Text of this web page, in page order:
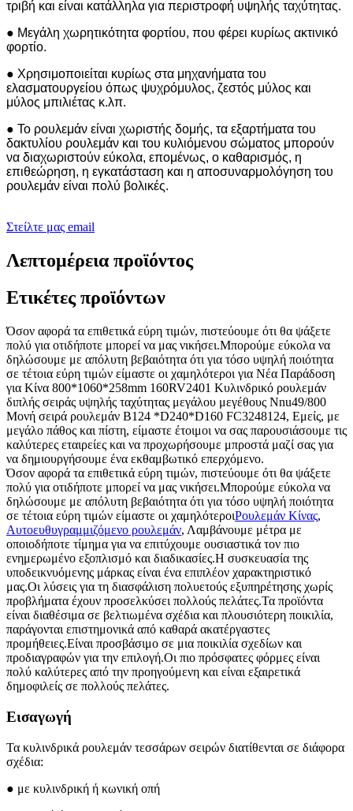
τριβή και είναι κατάλληλα για περιστροφή υψηλής ταχύτητας.
● Μεγάλη χωρητικότητα φορτίου, που φέρει κυρίως ακτινικό
φορτίο.
● Χρησιμοποιείται κυρίως στα μηχανήματα του
ελασματουργείου όπως ψυχρόμυλος, ζεστός μύλος και
μύλος μπιλιέτας κ.λπ.
● Το ρουλεμάν είναι χωριστής δομής, τα εξαρτήματα του
δακτυλίου ρουλεμάν και του κυλιόμενου σώματος μπορούν
να διαχωριστούν εύκολα, επομένως, ο καθαρισμός, η
επιθεώρηση, η εγκατάσταση και η αποσυναρμολόγηση του
ρουλεμάν είναι πολύ βολικές.
Στείλτε μας email
Λεπτομέρεια προϊόντος
Ετικέτες προϊόντων
Όσον αφορά τα επιθετικά εύρη τιμών, πιστεύουμε ότι θα ψάξετε
πολύ για οτιδήποτε μπορεί να μας νικήσει.Μπορούμε εύκολα να
δηλώσουμε με απόλυτη βεβαιότητα ότι για τόσο υψηλή ποιότητα
σε τέτοια εύρη τιμών είμαστε οι χαμηλότεροι για Νέα Παράδοση
για Κίνα 800*1060*258mm 160RV2401 Κυλινδρικό ρουλεμάν
διπλής σειράς υψηλής ταχύτητας μεγάλου μεγέθους Nnu49/800
Μονή σειρά ρουλεμάν B124 *D240*D160 FC3248124, Εμείς, με
μεγάλο πάθος και πίστη, είμαστε έτοιμοι να σας παρουσιάσουμε τις
καλύτερες εταιρείες και να προχωρήσουμε μπροστά μαζί σας για
να δημιουργήσουμε ένα εκθαμβωτικό επερχόμενο.
Όσον αφορά τα επιθετικά εύρη τιμών, πιστεύουμε ότι θα ψάξετε
πολύ για οτιδήποτε μπορεί να μας νικήσει.Μπορούμε εύκολα να
δηλώσουμε με απόλυτη βεβαιότητα ότι για τόσο υψηλή ποιότητα
σε τέτοια εύρη τιμών είμαστε οι χαμηλότεροιΡουλεμάν Κίνας,
Αυτοευθυγραμμιζόμενο ρουλεμάν, Λαμβάνουμε μέτρα με
οποιοδήποτε τίμημα για να επιτύχουμε ουσιαστικά τον πιο
ενημερωμένο εξοπλισμό και διαδικασίες.Η συσκευασία της
υποδεικνυόμενης μάρκας είναι ένα επιπλέον χαρακτηριστικό
μας.Οι λύσεις για τη διασφάλιση πολυετούς εξυπηρέτησης χωρίς
προβλήματα έχουν προσελκύσει πολλούς πελάτες.Τα προϊόντα
είναι διαθέσιμα σε βελτιωμένα σχέδια και πλουσιότερη ποικιλία,
παράγονται επιστημονικά από καθαρά ακατέργαστες
προμήθειες.Είναι προσβάσιμο σε μια ποικιλία σχεδίων και
προδιαγραφών για την επιλογή.Οι πιο πρόσφατες φόρμες είναι
πολύ καλύτερες από την προηγούμενη και είναι εξαιρετικά
δημοφιλείς σε πολλούς πελάτες.
Εισαγωγή
Τα κυλινδρικά ρουλεμάν τεσσάρων σειρών διατίθενται σε διάφορα
σχέδια:
● με κυλινδρική ή κωνική οπή